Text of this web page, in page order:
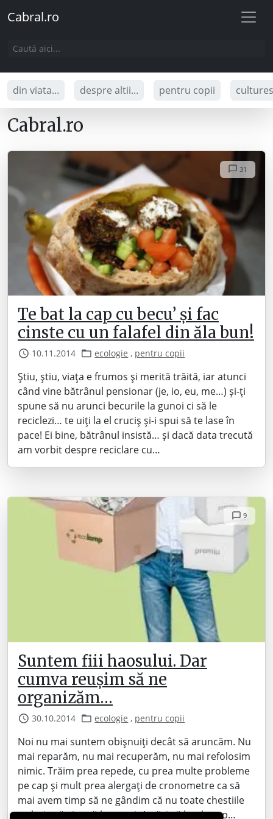
Cabral.ro
din viata... despre altii... pentru copii
Cabral.ro
31
Te bat la cap cu becu’ și fac
cinste cu un falafel din ăla bun!
10.11.2014 ecologie , pentru copii
Știu, știu, viața e frumos și merită trăită, iar atunci
când vine bătrânul pensionar (je, io, eu, me…) și-ți
spune să nu arunci becurile la gunoi ci să le
reciclezi… te uiți la el cruciș și-i spui să te lase în
pace! Ei bine, bătrânul insistă… și dacă data trecută
am vorbit despre reciclare cu…
9
Suntem fiii haosului. Dar
cumva reușim să ne
organizăm…
30.10.2014 ecologie , pentru copii
Noi nu mai suntem obișnuiți decât să aruncăm. Nu
mai reparăm, nu mai recuperăm, nu mai refolosim
nimic. Trăim prea repede, cu prea multe probleme
pe cap și mult prea alergați de cronometre ca să
mai avem timp să ne gândim că nu toate chestiile
trebuie să ajungă la gunoi. Astăzi vă bat la cap…